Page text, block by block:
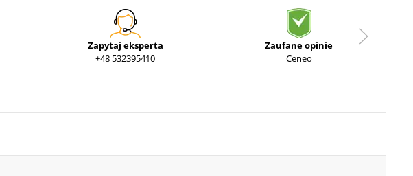
Zapytaj eksperta
+48 532395410
Zaufane opinie
Ceneo